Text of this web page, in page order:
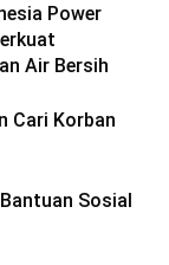
Power
Air Bersih
Cari Korban
Sosial